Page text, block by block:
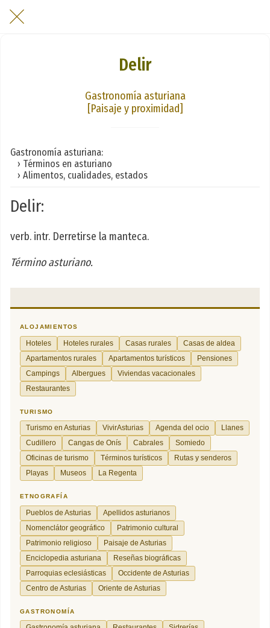
Delir
Gastronomía asturiana
[Paisaje y proximidad]
Gastronomía asturiana:
› Términos en asturiano
› Alimentos, cualidades, estados
Delir:
verb. intr. Derretirse la manteca.
Término asturiano.